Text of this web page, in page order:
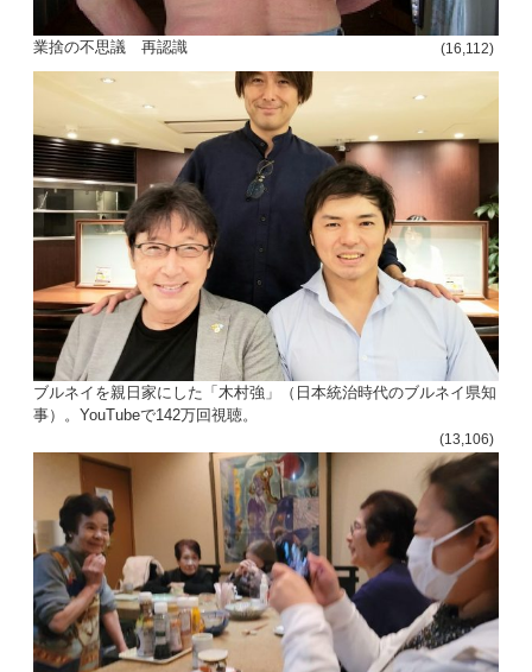
業捨の不思議 再認識 (16,112)
ブルネイを親日家にした「木村強」（日本統治時代のブルネイ県知
事）。YouTubeで142万回視聴。
(13,106)